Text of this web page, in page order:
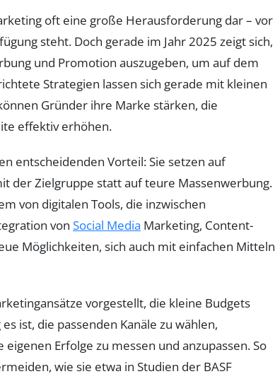
oft eine große Herausforderung dar – vor
steht. Doch gerade im Jahr 2025 zeigt sich,
und Promotion auszugeben, um auf dem
Strategien lassen sich gerade mit kleinen
Gründer ihre Marke stärken, die
effektiv erhöhen.
entscheidenden Vorteil: Sie setzen auf
der Zielgruppe statt auf teure Massenwerbung.
von digitalen Tools, die inzwischen
von Social Media Marketing, Content-
Möglichkeiten, sich auch mit einfachen Mitteln
vorgestellt, die kleine Budgets
ist, die passenden Kanäle zu wählen,
Erfolge zu messen und anzupassen. So
wie sie etwa in Studien der BASF